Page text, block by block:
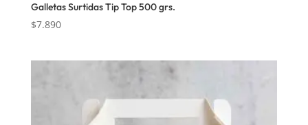
Galletas Surtidas Tip Top 500 grs.
$7.890